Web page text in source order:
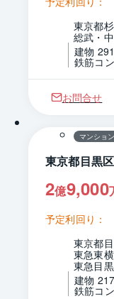
東京都
総武・
建物
鉄筋コ
お問合せ
マンショ
東京都目黒
2億9,000
予定利回り：
東京都
東急東
東急目
建物
鉄筋コ